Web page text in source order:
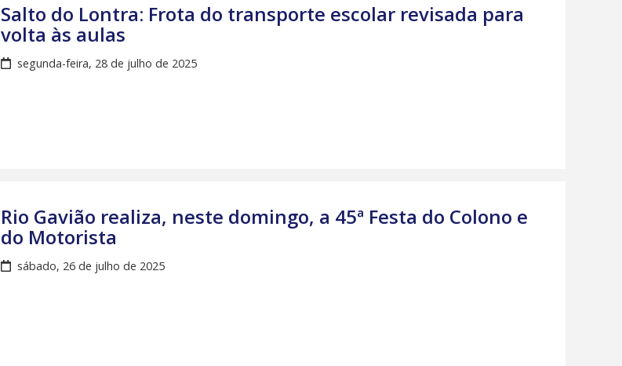
Salto do Lontra: Frota do transporte escolar revisada para
volta às aulas
segunda-feira, 28 de julho de 2025
Rio Gavião realiza, neste domingo, a 45ª Festa do Colono e
do Motorista
sábado, 26 de julho de 2025